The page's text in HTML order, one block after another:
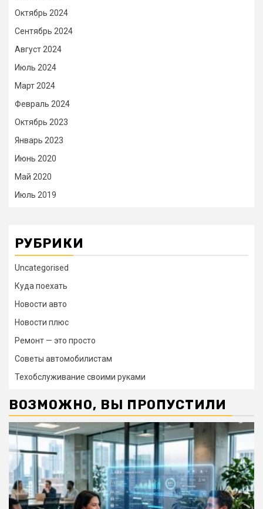
Октябрь 2024
Сентябрь 2024
Август 2024
Июль 2024
Март 2024
Февраль 2024
Октябрь 2023
Январь 2023
Июнь 2020
Май 2020
Июль 2019
РУБРИКИ
Uncategorised
Куда поехать
Новости авто
Новости плюс
Ремонт — это просто
Советы автомобилистам
Техобслуживание своими руками
ВОЗМОЖНО, ВЫ ПРОПУСТИЛИ